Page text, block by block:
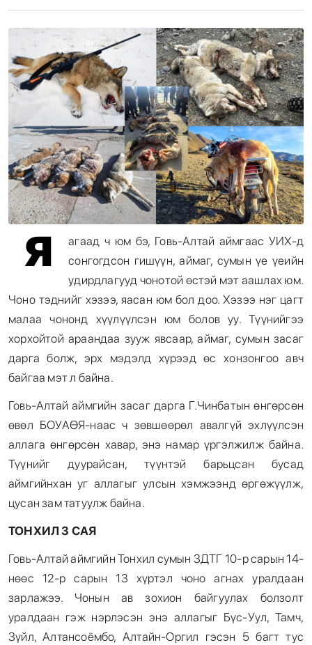
Энтертайнмент
Эрэн Сурвалжилга
Я
агаад ч юм бэ, Говь-Алтай аймгаас УИХ-д
сонгогдсон гишүүн, аймаг, сумын үе үеийн
удирдлагууд чонотой өстэй мэт аашлах юм.
Чоно тэднийг хэзээ, яасан юм бол доо. Хэзээ нэг цагт
малаа чононд хүүлүүлсэн юм болов уу. Түүнийгээ
хорхойтой араандаа зууж явсаар, аймаг, сумын засаг
дарга болж, эрх мэдэлд хүрээд өс хонзонгоо авч
байгаа мэт л байна.
Говь-Алтай аймгийн засаг дарга Г.Чинбатын өнгөрсөн
өвөл БОУАӨЯ-наас ч зөвшөөрөл авалгүй эхлүүлсэн
аллага өнгөрсөн хавар, энэ намар үргэлжилж байна.
Түүнийг дуурайсан, түүнтэй барьцсан бусад
аймгийнхан уг аллагыг улсын хэмжээнд өргөжүүлж,
цусан зам татуулж байна.
ТОНХИЛ 3 САЯ
Говь-Алтай аймгийн Тонхил сумын ЗДТГ 10-р сарын 14-
нөөс 12-р сарын 13 хүртэл чоно агнах уралдаан
зарлажээ. Чонын ав зохион байгуулах болзолт
уралдаан гэж нэрлэсэн энэ аллагыг Бүс-Уул, Тамч,
Зүйл, Алтансоёмбо, Алтайн-Оргил гэсэн 5 багт тус